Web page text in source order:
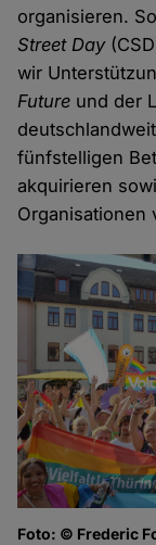
organisieren.
Street Day
wir
Future und der
fünfstelligen
akquirieren
Organisationen
Foto: © Frederic